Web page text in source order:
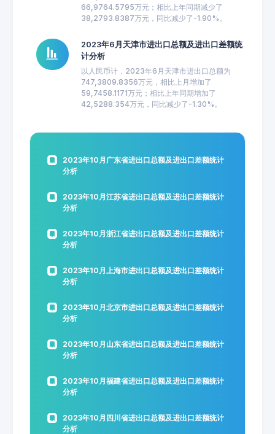
66,9764.5795万元；相比上年同期减少了
38,2793.8387万元，同比减少了-1.90%。
2023年6月天津市进出口总额及进出口差额统
计分析
以人民币计，2023年6月天津市进出口总额为
747,3809.8356万元，相比上月增加了
59,7458.1171万元；相比上年同期增加了
42,5288.354万元，同比减少了-1.30%。
2023年10月广东省进出口总额及进出口差额统计
分析
2023年10月江苏省进出口总额及进出口差额统计
分析
2023年10月浙江省进出口总额及进出口差额统计
分析
2023年10月上海市进出口总额及进出口差额统计
分析
2023年10月北京市进出口总额及进出口差额统计
分析
2023年10月山东省进出口总额及进出口差额统计
分析
2023年10月福建省进出口总额及进出口差额统计
分析
2023年10月四川省进出口总额及进出口差额统计
分析